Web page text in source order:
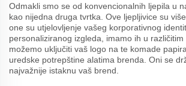
Odmakli smo se od konvencionalnih ljepila u
kao nijedna druga tvrtka. Ove ljepljivice su
one su utjelovljenje vašeg korporativnog
personaliziranog izgleda, imamo ih u
možemo uključiti vaš logo na te komade
uredske potrepštine alatima brenda. Oni se
najvažnije istaknu vaš brend.